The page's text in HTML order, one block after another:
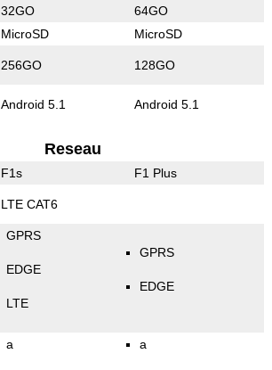
32GO 64GO
MicroSD MicroSD
256GO 128GO
Android 5.1 Android 5.1
Reseau
F1s F1 Plus
LTE CAT6
GPRS
EDGE
LTE
GPRS
EDGE
a a